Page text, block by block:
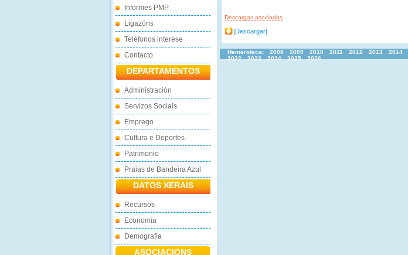
Informes PMP
Ligazóns
Teléfonos interese
Contacto
DEPARTAMENTOS
Administración
Servizos Sociais
Emprego
Cultura e Deportes
Patrimonio
Praias de Bandeira Azul
DATOS XERAIS
Recursos
Economía
Demografía
ASOCIACIONS
Descargas asociadas
[Descargar]
Hemeroteca: 2008 2009 2010 2011 2012 2013 2014
2022
2023 2024 2025 2026